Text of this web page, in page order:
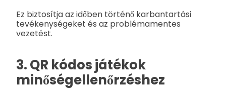
Ez biztosítja az időben történő karbantartási
tevékenységeket és az problémamentes
vezetést.
3. QR kódos játékok
minőségellenőrzéshez